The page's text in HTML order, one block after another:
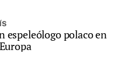
espeleólogo polaco en